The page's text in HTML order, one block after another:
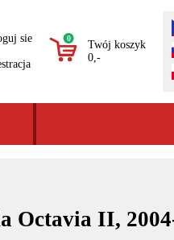
sie 0
Twój koszyk
0,-
Octavia II,